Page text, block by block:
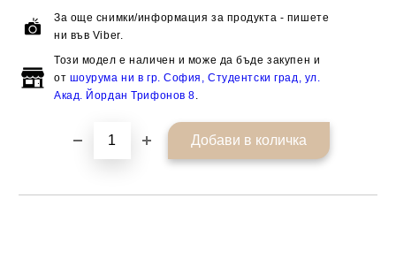
За още снимки/информация за продукта - пишете
ни във Viber.
Този модел е наличен и може да бъде закупен и
от шоурума ни в гр. София, Студентски град, ул.
Акад. Йордан Трифонов 8